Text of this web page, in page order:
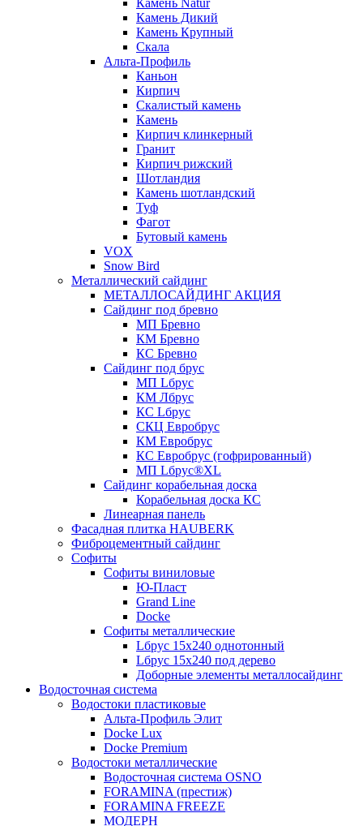
Камень Natur
Камень Дикий
Камень Крупный
Скала
Альта-Профиль
Каньон
Кирпич
Скалистый камень
Камень
Кирпич клинкерный
Гранит
Кирпич рижский
Шотландия
Камень шотландский
Туф
Фагот
Бутовый камень
VOX
Snow Bird
Металлический сайдинг
МЕТАЛЛОСАЙДИНГ АКЦИЯ
Сайдинг под бревно
МП Бревно
КМ Бревно
КС Бревно
Сайдинг под брус
МП Lбрус
КМ Лбрус
КС Lбрус
СКЦ Евробрус
КМ Евробрус
КС Евробрус (гофрированный)
МП Lбрус®XL
Сайдинг корабельная доска
Корабельная доска КС
Линеарная панель
Фасадная плитка HAUBERK
Фиброцементный сайдинг
Софиты
Софиты виниловые
Ю-Пласт
Grand Line
Docke
Софиты металлические
Lбрус 15x240 однотонный
Lбрус 15x240 под дерево
Доборные элементы металлосайдинг
Водосточная система
Водостоки пластиковые
Альта-Профиль Элит
Docke Lux
Docke Premium
Водостоки металлические
Водосточная система OSNO
FORAMINA (престиж)
FORAMINA FREEZE
МОДЕРН